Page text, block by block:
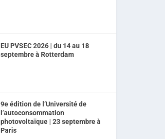
EU PVSEC 2026 | du 14 au 18
septembre à Rotterdam
9e édition de l’Université de
l’autoconsommation
photovoltaïque | 23 septembre à
Paris